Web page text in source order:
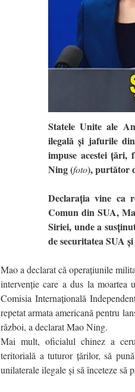
Statele Unite ale
ilegală și jafurile
impuse acestei țări,
Ning (foto), purtător
Declarația vine ca
Comun din SUA,
Siriei, unde a
de securitatea SUA
Mao a declarat că operațiunile
intervenție care a dus la
Comisia Internațională
repetat armata americană pentru
război, a declarat Mao Ning.
Mai mult, oficialul chinez a
teritorială a tuturor țărilor, să
unilaterale ilegale și să înceteze să